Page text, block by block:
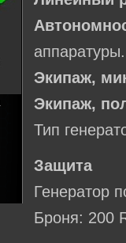
аппаратуры.
Экипаж,
Экипаж,
Тип
Защита
Генератор
Броня: 200